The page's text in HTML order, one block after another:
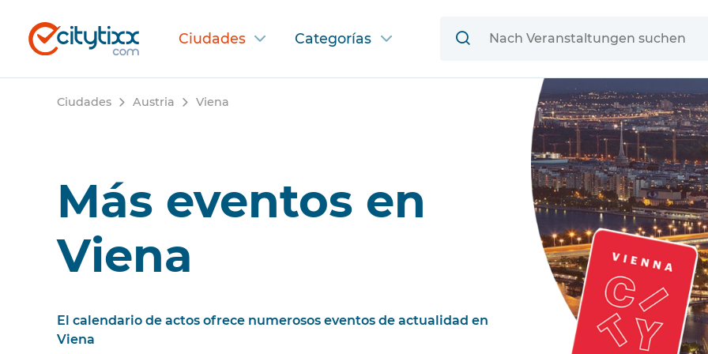
Ciudades Categorías
Ciudades Austria Viena
Más eventos en
Viena
El calendario de actos ofrece numerosos eventos de actualidad en
Viena